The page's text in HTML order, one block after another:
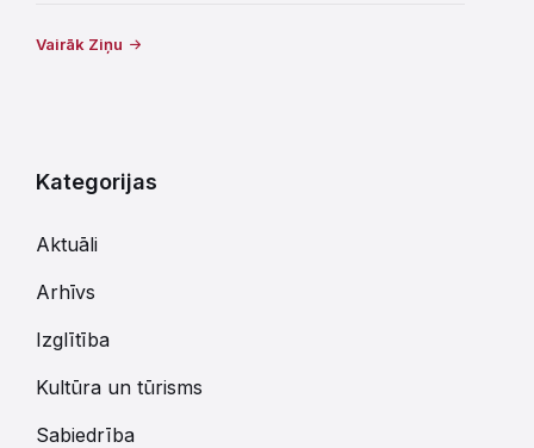
Vairāk Ziņu
Kategorijas
Aktuāli
Arhīvs
Izglītība
Kultūra un tūrisms
Sabiedrība